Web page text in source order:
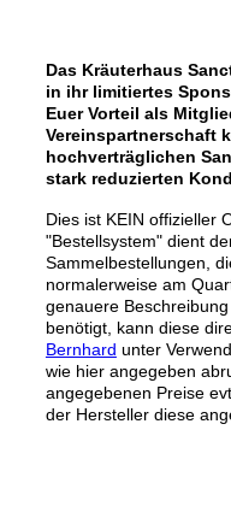
Das Kräuterhaus
in ihr limitiertes
Euer Vorteil als
Vereinspartnerschaft
hochverträglichen
stark reduzierten
Dies ist KEIN offizieller
"Bestellsystem" dient
Sammelbestellungen,
normalerweise am
genauere
benötigt, kann diese
Bernhard unter
wie hier angegeben
angegebenen Preise
der Hersteller diese